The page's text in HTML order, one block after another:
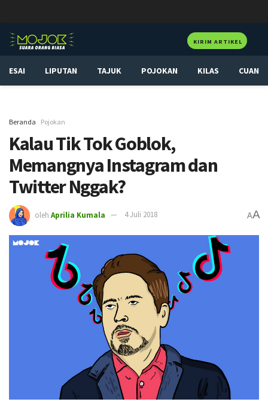
KIRIM ARTIKEL
ESAI LIPUTAN TAJUK POJOKAN KILAS CUAN
Beranda Pojokan
Kalau Tik Tok Goblok,
Memangnya Instagram dan
Twitter Nggak?
oleh Aprilia Kumala 4 Juli 2018 AA